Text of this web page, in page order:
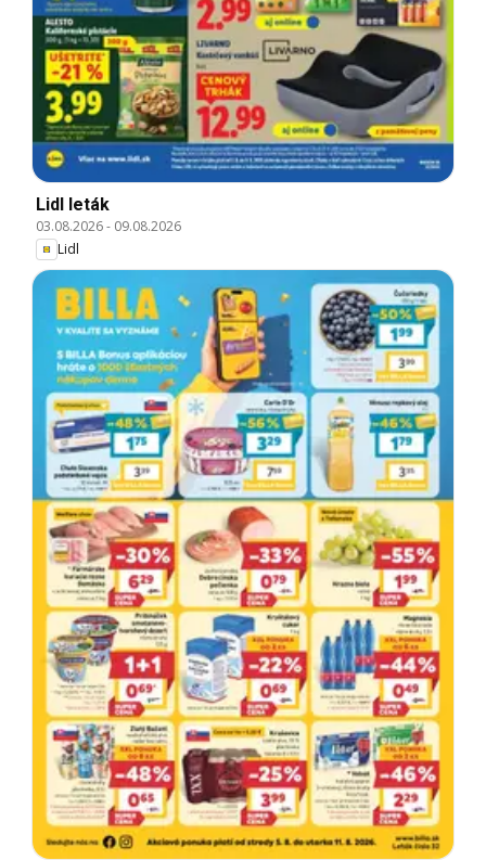
Lidl leták
03.08.2026- 09.08.2026
Lidl